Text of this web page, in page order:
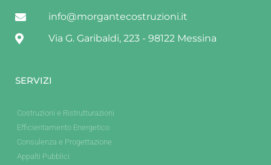
info@morgantecostruzioni.it
Via G. Garibaldi, 223 - 98122 Messina
SERVIZI
Costruzioni e Ristrutturazioni
Efficientamento Energetico
Consulenza e Progettazione
Appalti Pubblici